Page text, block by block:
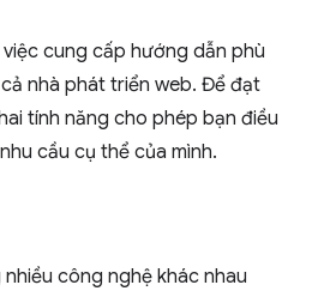
cung cấp hướng dẫn phù
nhà phát triển web. Để đạt
tính năng cho phép bạn điều
cầu cụ thể của mình.
công nghệ khác nhau